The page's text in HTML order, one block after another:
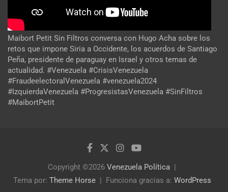
Maibort Petit Sin Filtros conversa con Hugo Acha sobre los
retos que impone Siria a Occidente, los acuerdos de Santiago
Peña, presidente de paraguay en Israel y otros temas de
actualidad. #Venezuela #CrisisVenezuela
#FraudeelectoralVenezuela #venezuela2024
#IzquierdaVenezuela #ProgresistasVenezuela #SinFiltros
#MaibortPetit
Copyright ©2026 Venezuela Política
Tema por: Theme Horse Funciona gracias a: WordPress